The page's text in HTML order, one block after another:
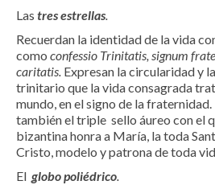
Las tres estrellas.
Recuerdan la identidad de la vida
como confessio Trinitatis, signum
caritatis. Expresan la circularidad y
trinitario que la vida consagrada
mundo, en el signo de la
también el triple sello áureo con el
bizantina honra a María, la toda
Cristo, modelo y patrona de toda
El globo poliédrico.